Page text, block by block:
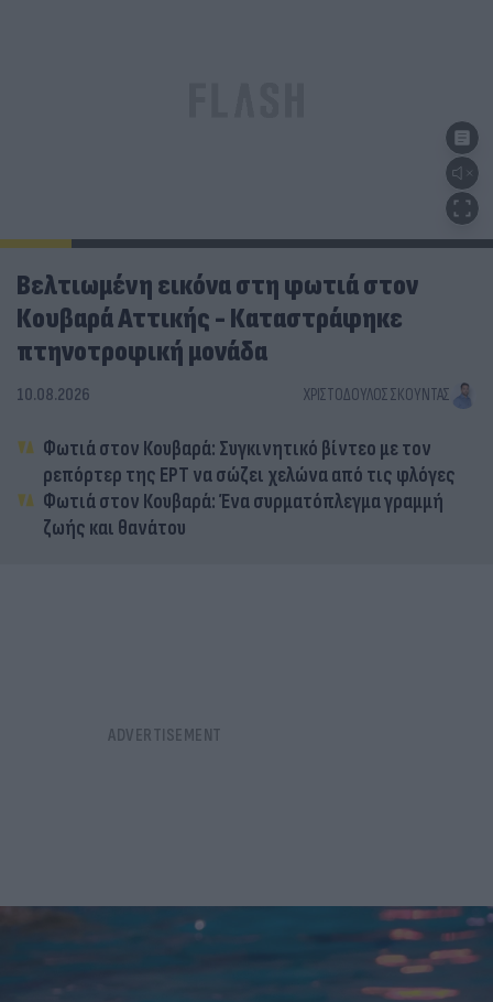
Βελτιωμένη εικόνα στη φωτιά στον
Κουβαρά Αττικής - Καταστράφηκε
πτηνοτροφική μονάδα
10.08.2026 ΧΡΙΣΤΌΔΟΥΛΟΣ ΣΚΟΎΝΤΑΣ
Φωτιά στον Κουβαρά: Συγκινητικό βίντεο με τον
ρεπόρτερ της ΕΡΤ να σώζει χελώνα από τις φλόγες
Φωτιά στον Κουβαρά: Ένα συρματόπλεγμα γραμμή
ζωής και θανάτου